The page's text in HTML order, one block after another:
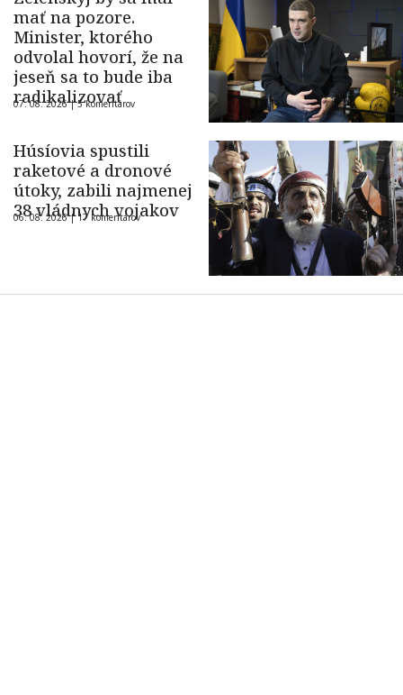
mať na pozore.
Minister, ktorého
odvolal hovorí, že na
jeseň sa to bude iba
radikalizovať
07. 08. 2026 |5 komentárov
Húsíovia spustili
raketové a dronové
útoky, zabili najmenej
38 vládnych vojakov
06. 08. 2026 |17 komentárov